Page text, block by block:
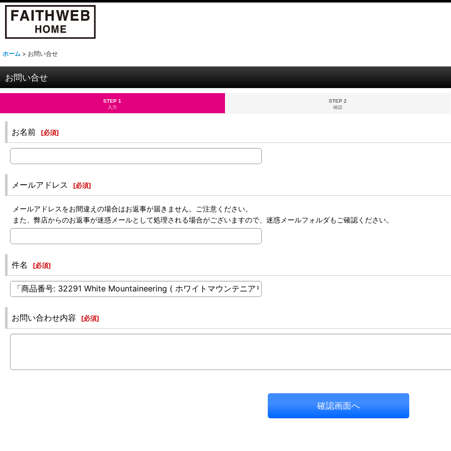
ホーム > お問い合せ
お問い合せ
STEP 1
入力
STEP 2
確認
お名前 [必須]
メールアドレス [必須]
メールアドレスをお間違えの場合はお返事が届きません。ご注意ください。
また、弊店からのお返事が迷惑メールとして処理される場合がございますので、迷惑メールフォルダもご確認ください。
件名 [必須]
お問い合わせ内容 [必須]
確認画面へ